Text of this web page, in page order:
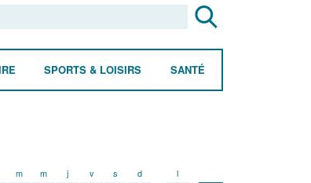
SPORTS & LOISIRS SANTÉ
m m j v s d l